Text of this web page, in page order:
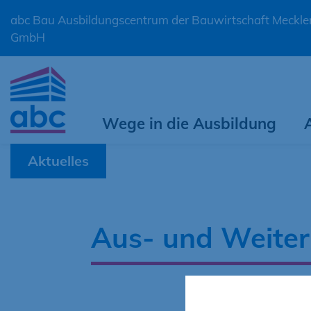
abc Bau Ausbildungscentrum der Bauwirtschaft
GmbH
Wege in die Ausbildung
Aktuelles
Aus- und